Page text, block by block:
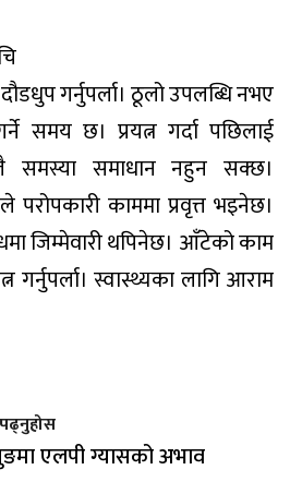
गर्नुपर्ला। ठूलो उपलब्धि नभए
समय छ। प्रयत्न गर्दा पछिलाई
समस्या समाधान नहुन सक्छ।
परोपकारी काममा प्रवृत्त भइनेछ।
जिम्मेवारी थपिनेछ। आँटेको काम
गर्नुपर्ला। स्वास्थ्यका लागि आराम
एलपी ग्यासको अभाव